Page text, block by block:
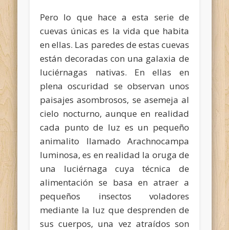
Pero lo que hace a esta serie de
cuevas únicas es la vida que habita
en ellas. Las paredes de estas cuevas
están decoradas con una galaxia de
luciérnagas nativas. En ellas en
plena oscuridad se observan unos
paisajes asombrosos, se asemeja al
cielo nocturno, aunque en realidad
cada punto de luz es un pequeño
animalito llamado Arachnocampa
luminosa, es en realidad la oruga de
una luciérnaga cuya técnica de
alimentación se basa en atraer a
pequeños insectos voladores
mediante la luz que desprenden de
sus cuerpos, una vez atraídos son